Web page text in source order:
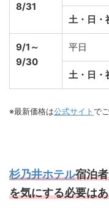
8/31
土・日・
9/1～
9/30
平日
土・日・
※最新価格は公式サイト で
杉乃井ホテル宿泊
を気にする必要は